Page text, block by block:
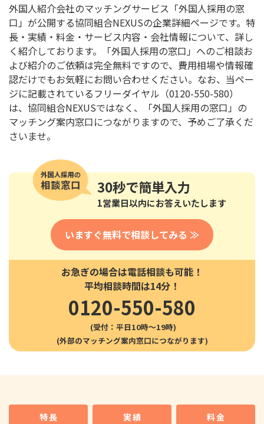
外国人紹介会社のマッチングサービス「外国人採用の窓
口」が公開する協同組合NEXUSの企業詳細ページです。特
長・実績・料金・サービス内容・会社情報について、詳し
く紹介しております。「外国人採用の窓口」へのご相談お
よび紹介のご依頼は完全無料ですので、費用相場や情報確
認だけでもお気軽にお問い合わせください。なお、当ペー
ジに記載されているフリーダイヤル（0120-550-580）
は、協同組合NEXUSではなく、「外国人採用の窓口」の
マッチング案内窓口につながりますので、予めご了承くだ
さいませ。
30秒で簡単入力
1営業日以内にお答えいたします
いますぐ無料で相談してみる ≫
お急ぎの場合は電話相談も可能！
平均相談時間は14分！
0120-550-580
(受付：平日10時〜19時)
特長 実績 料金